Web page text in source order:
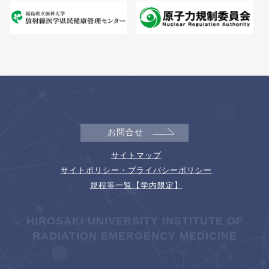
お問合せ
サイトマップ
サイトポリシー・プライバシーポリシー
規程等一覧【学内限定】
HIROSAKI UNIVERSITY INSTITUTE OF
RADIATION EMERGENCY MEDICINE